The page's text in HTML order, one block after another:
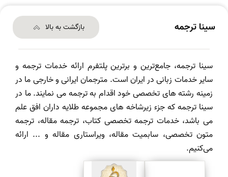
سینا ترجمه بازگشت به بالا
سینا ترجمه، جامع‌ترین و برترین پلتفرم ارائه خدمات ترجمه و
سایر خدمات زبانی در ایران است. مترجمان ایرانی و خارجی ما در
زمینه رشته های تخصصی خود اقدام به ترجمه می نمایند. ما در
سینا ترجمه که جزء زیرشاخه های مجموعه طلایه داران افق علم
می باشد، خدمات ترجمه تخصصی کتاب، ترجمه مقاله، ترجمه
متون تخصصی، سابمیت مقاله، ویراستاری مقاله و ... ارائه
می‌کنیم.